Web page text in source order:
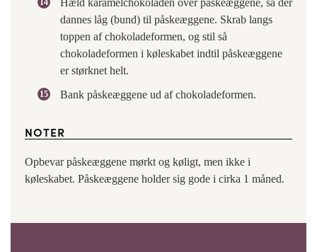
dannes låg (bund) til påskeæggene. Skrab langs
toppen af chokoladeformen, og stil så
chokoladeformen i køleskabet indtil påskeæggene
er størknet helt.
Bank påskeæggene ud af chokoladeformen.
NOTER
Opbevar påskeæggene mørkt og køligt, men ikke i
køleskabet. Påskeæggene holder sig gode i cirka 1 måned.